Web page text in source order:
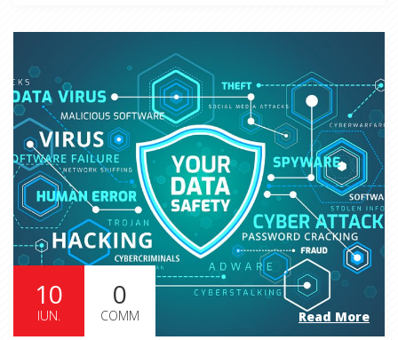
Read More
10
IUN.
0
COMM